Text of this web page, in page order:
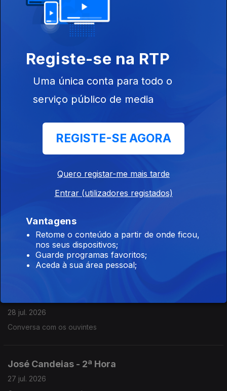
José Candeias - 1ª Hora
Conversa com os ouvintes
José Candeias - 2ª Hora
Conversa com os ouvintes
Conversa com os ouvintes
José Candeias - 2ª Hora
28 jul. 2026
Conversa com os ouvintes
28 jul. 2026
Conversa com os ouvintes
José Candeias - 2ª Hora
27 jul. 2026
Registe-se na RTP
Uma única conta para todo o
serviço público de media
REGISTE-SE AGORA
Quero registar-me mais tarde
Entrar (utilizadores registados)
Vantagens
Retome o conteúdo a partir de onde ficou,
nos seus dispositivos;
Guarde programas favoritos;
Aceda à sua área pessoal;